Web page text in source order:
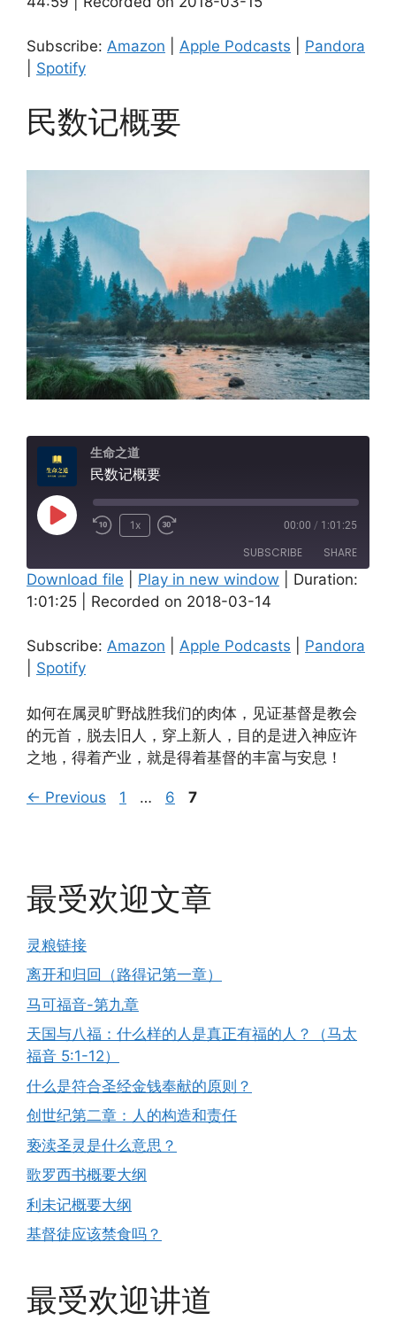
Amazon Apple Podcasts
RSS FEED
SHARE
LINK
EMBED
Subscribe: Amazon Apple Podcasts
Pandora
Spotify
民数记概要
生命之道
民数记概要
Play
1x 00:00 / 1:01:25
SUBSCRIBE SHARE
Amazon Apple Podcasts
RSS FEED
SHARE
LINK
EMBED
Download file Play in new window
Duration:
1:01:25
Recorded on 2018-03-14
Subscribe: Amazon Apple Podcasts
Pandora
Spotify
如何在属灵旷野战胜我们的肉体，见证基督是教会
的元首，脱去旧人，穿上新人，目的是进入神应许
之地，得着产业，就是得着基督的丰富与安息！
← Previous Page
1 … Page
6 Page
7
最受欢迎文章
灵粮链接
离开和归回（路得记第一章）
马可福音-第九章
天国与八福：什么样的人是真正有福的人？（马太
福音 5:1-12）
什么是符合圣经金钱奉献的原则？
创世纪第二章：人的构造和责任
亵渎圣灵是什么意思？
歌罗西书概要大纲
利未记概要大纲
基督徒应该禁食吗？
最受欢迎讲道